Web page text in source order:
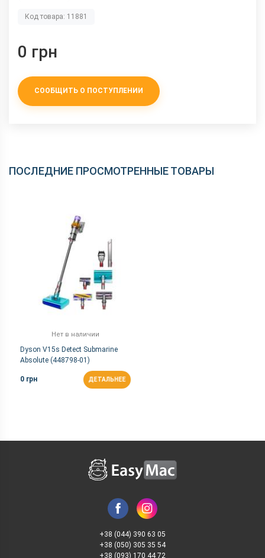
Код товара: 11881
0 грн
СООБЩИТЬ О ПОСТУПЛЕНИИ
ПОСЛЕДНИЕ ПРОСМОТРЕННЫЕ ТОВАРЫ
Нет в наличии
Dyson V15s Detect Submarine
Absolute (448798-01)
0 грн ДЕТАЛЬНЕЕ
+38 (044) 390 63 05
+38 (050) 305 35 54
+38 (093) 170 44 72